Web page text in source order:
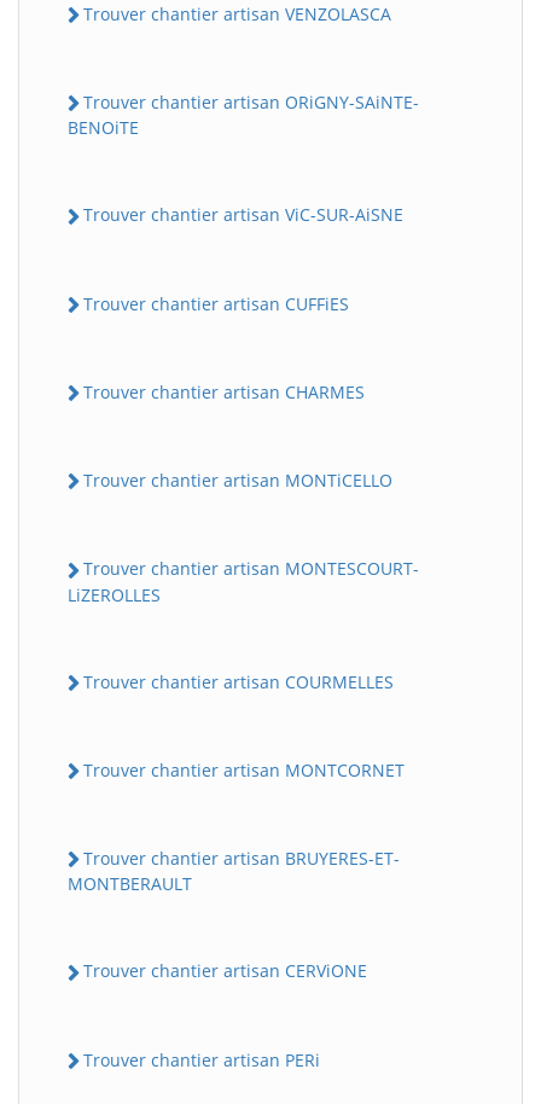
Trouver chantier artisan VENZOLASCA
Trouver chantier artisan ORiGNY-SAiNTE-
BENOiTE
Trouver chantier artisan ViC-SUR-AiSNE
Trouver chantier artisan CUFFiES
Trouver chantier artisan CHARMES
Trouver chantier artisan MONTiCELLO
Trouver chantier artisan MONTESCOURT-
LiZEROLLES
Trouver chantier artisan COURMELLES
Trouver chantier artisan MONTCORNET
Trouver chantier artisan BRUYERES-ET-
MONTBERAULT
Trouver chantier artisan CERViONE
Trouver chantier artisan PERi